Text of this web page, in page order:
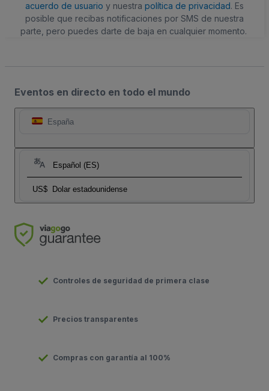
acuerdo de usuario y nuestra política de privacidad. Es
posible que recibas notificaciones por SMS de nuestra
parte, pero puedes darte de baja en cualquier momento.
Eventos en directo en todo el mundo
España
Español (ES)
US$ Dolar estadounidense
Controles de seguridad de primera clase
Precios transparentes
Compras con garantía al 100%